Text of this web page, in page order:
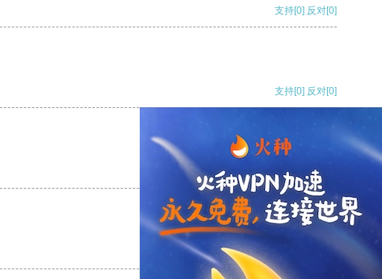
支持[0] 反对[0]
支持[0] 反对[0]
支持 反对
[0]